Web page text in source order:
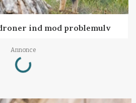
ind mod problemulv
Annonce
Loading...